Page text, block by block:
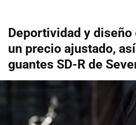
Deportividad y diseño
un precio ajustado,
guantes SD-R de